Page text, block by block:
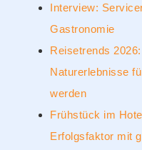
Interview:
Gastronomie
Reisetrends
Naturerlebnisse
werden
Frühstück im
Erfolgsfaktor mit